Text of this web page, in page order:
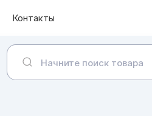
Контакты